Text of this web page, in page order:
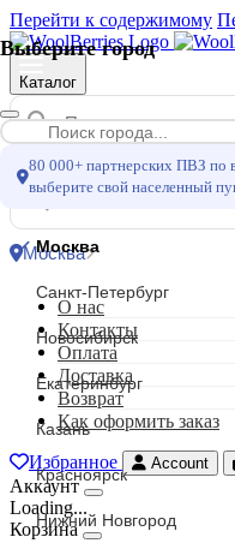
Перейти к содержимому
Каталог
Меню
Москва
О нас
Контакты
Оплата
Доставка
Возврат
Как оформить заказ
Избранное Account
Аккаунт
Loading...
Корзина
Выберите город
80 000+ партнерских ПВЗ по
выберите свой населенный
Москва
Санкт-Петербург
Новосибирск
Екатеринбург
Казань
Красноярск
Нижний Новгород